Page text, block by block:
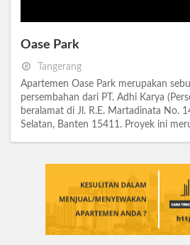
Oase Park
Tangerang
Apartemen Oase Park merupakan
persembahan dari PT. Adhi Karya
beralamat di Jl. R.E. Martadinata No.
Selatan, Banten 15411. Proyek ini